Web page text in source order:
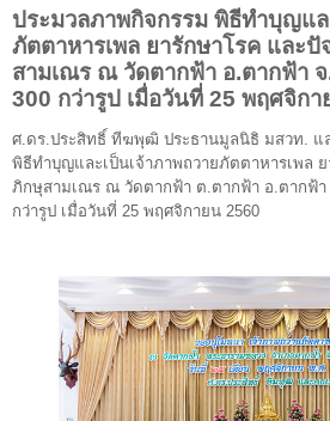
ประมวลภาพกิจกรรม พิธีทำบุญแล
ภัตตาหารเพล ยารักษาโรค และ
สามเณร ณ วัดตากฟ้า อ.ตากฟ้า
300 กว่ารูป เมื่อวันที่ 25 พฤศจิกา
ศ.ดร.ประสิทธิ์ ทีฆพุฒิ ประธานมูลนิธิ มสวท. แ
พิธีทำบุญและเป็นเจ้าภาพถวายภัตตาหารเพล
ภิกษุสามเณร ณ วัดตากฟ้า ต.ตากฟ้า อ.ตากฟ้า
กว่ารูป เมื่อวันที่ 25 พฤศจิกายน 2560